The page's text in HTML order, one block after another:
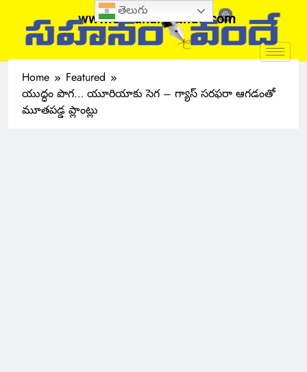
www.sahanamvande.com
Home
Featured
యుద్ధం పొగ… యూరియాకు సెగ – గ్యాస్ సరఫరా ఆగడంతో
మూతపడ్డ ప్లాంట్లు
తెలుగు